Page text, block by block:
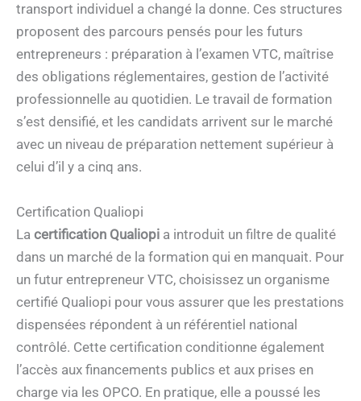
transport individuel a changé la donne. Ces structures
proposent des parcours pensés pour les futurs
entrepreneurs : préparation à l’examen VTC, maîtrise
des obligations réglementaires, gestion de l’activité
professionnelle au quotidien. Le travail de formation
s’est densifié, et les candidats arrivent sur le marché
avec un niveau de préparation nettement supérieur à
celui d’il y a cinq ans.
Certification Qualiopi
La certification Qualiopi a introduit un filtre de qualité
dans un marché de la formation qui en manquait. Pour
un futur entrepreneur VTC, choisissez un organisme
certifié Qualiopi pour vous assurer que les prestations
dispensées répondent à un référentiel national
contrôlé. Cette certification conditionne également
l’accès aux financements publics et aux prises en
charge via les OPCO. En pratique, elle a poussé les